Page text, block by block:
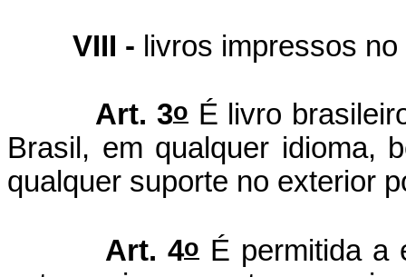
VIII - livros impressos
Art. 3oÉ livro
Brasil, em qualquer idioma,
qualquer suporte no exterior
Art. 4o É permitida a